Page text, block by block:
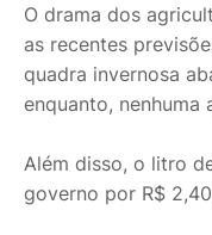
O drama dos
as recentes
quadra invernosa
enquanto,
Além disso, o litro
governo por R$